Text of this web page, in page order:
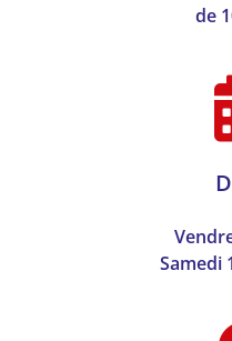
de
Samedi